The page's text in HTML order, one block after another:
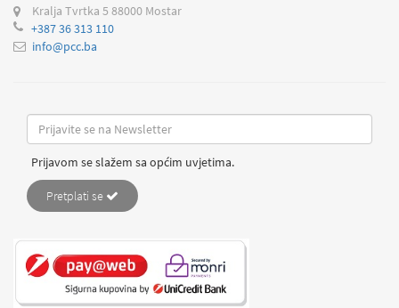
Kralja Tvrtka 5 88000 Mostar
+387 36 313 110
info@pcc.ba
Prijavom se slažem sa općim uvjetima.
Pretplati se